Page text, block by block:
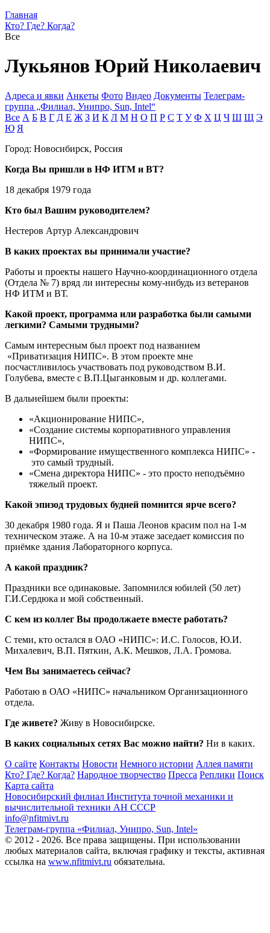
Главная
Кто? Где? Когда?
Все
Лукьянов Юрий Николаевич
Адреса и явки Анкеты Фото Видео Документы Телеграм-
группа „Филиал, Унипро, Sun, Intel“
Все А Б В Г Д Е Ж З И К Л М Н О П Р С Т У Ф Х Ц Ч Ш Щ Э
Ю Я
Город: Новосибирск, Россия
Когда Вы пришли в НФ ИТМ и ВТ?
18 декабря 1979 года
Кто был Вашим руководителем?
Нестеров Артур Александрович
В каких проектах вы принимали участие?
Работы и проекты нашего Научно-координационного отдела
(Отдела № 7) вряд ли интересны кому-нибудь из ветеранов
НФ ИТМ и ВТ.
Какой проект, программа или разработка были самыми
легкими? Самыми трудными?
Самым интересным был проект под названием
«Приватизация НИПС». В этом проекте мне
посчастливилось участвовать под руководством В.И.
Голубева, вместе с В.П.Цыганковым и др. коллегами.
В дальнейшем были проекты:
«Акционирование НИПС»,
«Создание системы корпоративного управления
НИПС»,
«Формирование имущественного комплекса НИПС» -
это самый трудный.
«Смена директора НИПС» - это просто неподъёмно
тяжелый проект.
Какой эпизод трудовых будней помнится ярче всего?
30 декабря 1980 года. Я и Паша Леонов красим пол на 1-м
техническом этаже. А на 10-м этаже заседает комиссия по
приёмке здания Лабораторного корпуса.
А какой праздник?
Праздники все одинаковые. Запомнился юбилей (50 лет)
Г.И.Сердюка и мой собственный.
С кем из коллег Вы продолжаете вместе работать?
С теми, кто остался в ОАО «НИПС»: И.С. Голосов, Ю.И.
Михалевич, В.П. Пяткин, А.К. Мешков, Л.А. Громова.
Чем Вы занимаетесь сейчас?
Работаю в ОАО «НИПС» начальником Организационного
отдела.
Где живете? Живу в Новосибирске.
В каких социальных сетях Вас можно найти? Ни в каких.
О сайте Контакты Новости Немного истории Аллея памяти
Кто? Где? Когда? Народное творчество Пресса Реплики Поиск
Карта сайта
Новосибирский филиал Института точной механики и
вычислительной техники АН СССР
info@nfitmivt.ru
Телеграм-группа «Филиал, Унипро, Sun, Intel»
© 2012 - 2026. Все права защищены. При использовании
любых материалов сайта, включая графику и тексты, активная
ссылка на www.nfitmivt.ru обязательна.